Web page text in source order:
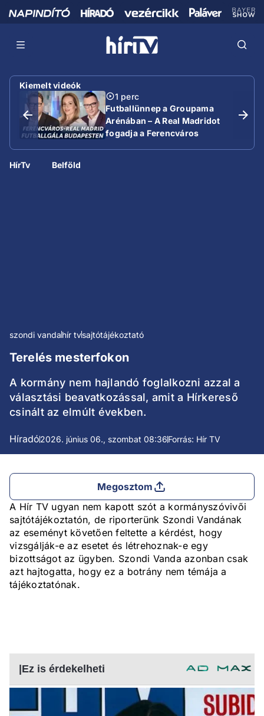
Kiemelt videók
1 perc
Futballünnep a Groupama
Arénában – A Real Madridot
fogadja a Ferencváros
HírTv Belföld
szondi vandahír tvsajtótájékoztató
Terelés mesterfokon
A kormány nem hajlandó foglalkozni azzal a
választási beavatkozással, amit a Hírkereső
csinált az elmúlt években.
Híradó2026. június 06., szombat 08:36Forrás: Hír TV
Megosztom
A Hír TV ugyan nem kapott szót a kormányszóvivői
sajtótájékoztatón, de riporterünk Szondi Vandának
az eseményt követően feltette a kérdést, hogy
vizsgálják-e az esetet és létrehoznak-e egy
bizottságot az ügyben. Szondi Vanda azonban csak
azt hajtogatta, hogy ez a botrány nem témája a
tájékoztatónak.